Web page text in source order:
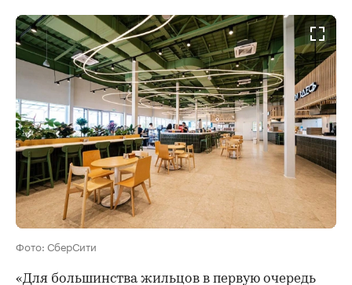
Фото: СберСити
«Для большинства жильцов в первую очередь